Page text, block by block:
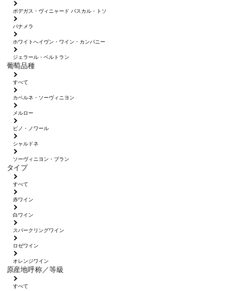
ボデガス・ヴィニャード パスカル・トソ
パナメラ
ホワイトへイヴン・ワイン・カンパニー
ジェラール・ベルトラン
葡萄品種
すべて
カベルネ・ソーヴィニヨン
メルロー
ピノ・ノワール
シャルドネ
ソーヴィニヨン・ブラン
タイプ
すべて
赤ワイン
白ワイン
スパークリングワイン
ロゼワイン
オレンジワイン
原産地呼称／等級
すべて